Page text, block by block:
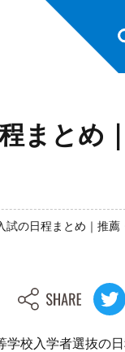
まとめ
試の日程まとめ｜推
校入学者選抜の日